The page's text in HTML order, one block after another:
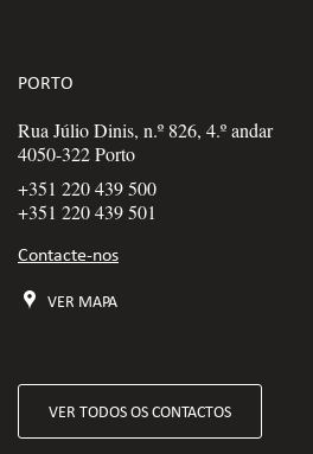
PORTO
Rua Júlio Dinis, n.º 826, 4.º andar
4050-322 Porto
+351 220 439 500
+351 220 439 501
Contacte-nos
VER MAPA
VER TODOS OS CONTACTOS